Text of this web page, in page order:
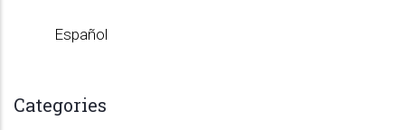
Español
Categories